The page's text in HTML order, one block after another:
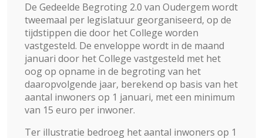
De Gedeelde Begroting 2.0 van Oudergem wordt
tweemaal per legislatuur georganiseerd, op de
tijdstippen die door het College worden
vastgesteld. De enveloppe wordt in de maand
januari door het College vastgesteld met het
oog op opname in de begroting van het
daaropvolgende jaar, berekend op basis van het
aantal inwoners op 1 januari, met een minimum
van 15 euro per inwoner.
Ter illustratie bedroeg het aantal inwoners op 1